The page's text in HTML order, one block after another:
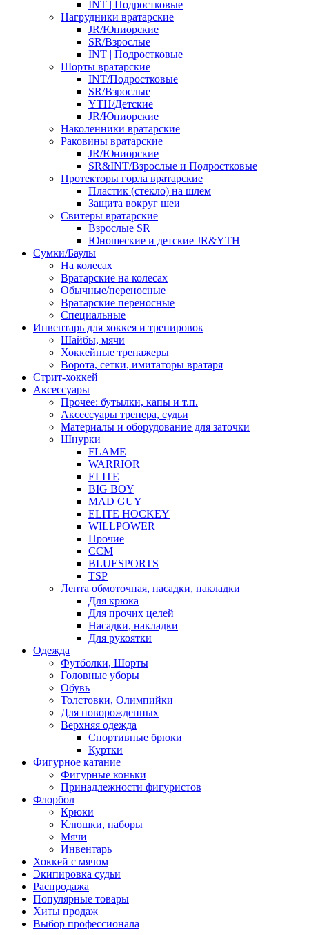
INT | Подростковые
Нагрудники вратарские
JR/Юниорские
SR/Взрослые
INT | Подростковые
Шорты вратарские
INT/Подростковые
SR/Взрослые
YTH/Детские
JR/Юниорские
Наколенники вратарские
Раковины вратарские
JR/Юниорские
SR&INT/Взрослые и Подростковые
Протекторы горла вратарские
Пластик (стекло) на шлем
Защита вокруг шеи
Свитеры вратарские
Взрослые SR
Юношеские и детские JR&YTH
Сумки/Баулы
На колесах
Вратарские на колесах
Обычные/переносные
Вратарские переносные
Специальные
Инвентарь для хоккея и тренировок
Шайбы, мячи
Хоккейные тренажеры
Ворота, сетки, имитаторы вратаря
Стрит-хоккей
Аксессуары
Прочее: бутылки, капы и т.п.
Аксессуары тренера, судьи
Материалы и оборудование для заточки
Шнурки
FLAME
WARRIOR
ELITE
BIG BOY
MAD GUY
ELITE HOCKEY
WILLPOWER
Прочие
CCM
BLUESPORTS
TSP
Лента обмоточная, насадки, накладки
Для крюка
Для прочих целей
Насадки, накладки
Для рукоятки
Одежда
Футболки, Шорты
Головные уборы
Обувь
Толстовки, Олимпийки
Для новорожденных
Верхняя одежда
Спортивные брюки
Куртки
Фигурное катание
Фигурные коньки
Принадлежности фигуристов
Флорбол
Крюки
Клюшки, наборы
Мячи
Инвентарь
Хоккей с мячом
Экипировка судьи
Распродажа
Популярные товары
Хиты продаж
Выбор профессионала